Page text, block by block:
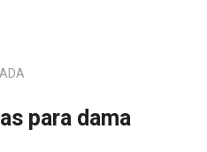
para dama